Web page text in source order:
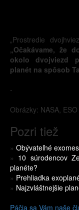
„Prostredie
„Očakávame, že
okolo dvojviezd
planét na spôsob
-
Obrázky: NASA, ESO
Pozri tiež
» Obývateľné
» 10 súrodencov
planéte?
» Prehliadka
» Najzvláštnejšie
Páčia sa Vám naše